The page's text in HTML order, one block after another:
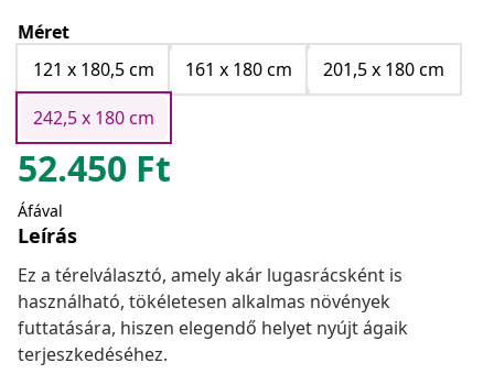
Méret
121 x 180,5 cm
161 x 180 cm
201,5 x 180 cm
242,5 x 180 cm
52.450 Ft
Áfával
Leírás
Ez a térelválasztó, amely akár lugasrácsként is
használható, tökéletesen alkalmas növények
futtatására, hiszen elegendő helyet nyújt ágaik
terjeszkedéséhez.